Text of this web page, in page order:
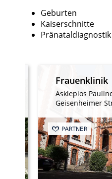
Geburten
Kaiserschnitte
Pränataldiagnostik
Frauenklinik
Geisenheimer